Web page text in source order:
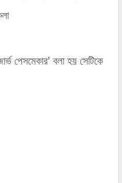
পেসমেকার' বলা হয় সেটিকে